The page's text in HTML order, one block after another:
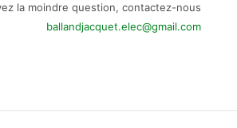
la moindre question, contactez-nous
ballandjacquet.elec@gmail.com